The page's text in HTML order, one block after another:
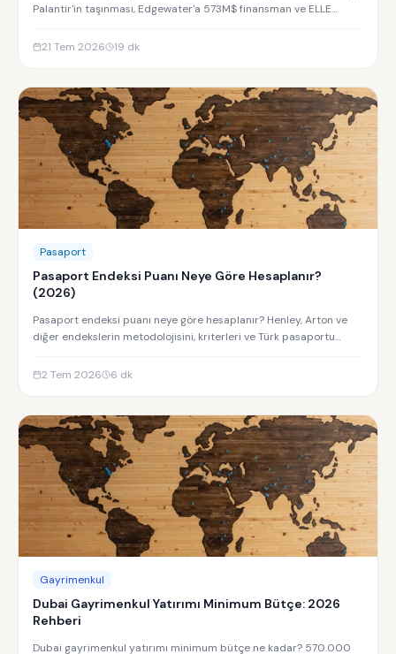
Palantir'in taşınması, Edgewater'a 573M$ finansman ve ELLE
21 Tem 2026
19 dk
Pasaport
Pasaport Endeksi Puanı Neye Göre Hesaplanır?
(2026)
Pasaport endeksi puanı neye göre hesaplanır? Henley, Arton ve
diğer endekslerin metodolojisini, kriterleri ve Türk pasaportu
2 Tem 2026
6 dk
Gayrimenkul
Dubai Gayrimenkul Yatırımı Minimum Bütçe: 2026
Rehberi
Dubai gayrimenkul yatırımı minimum bütçe ne kadar? 570.000